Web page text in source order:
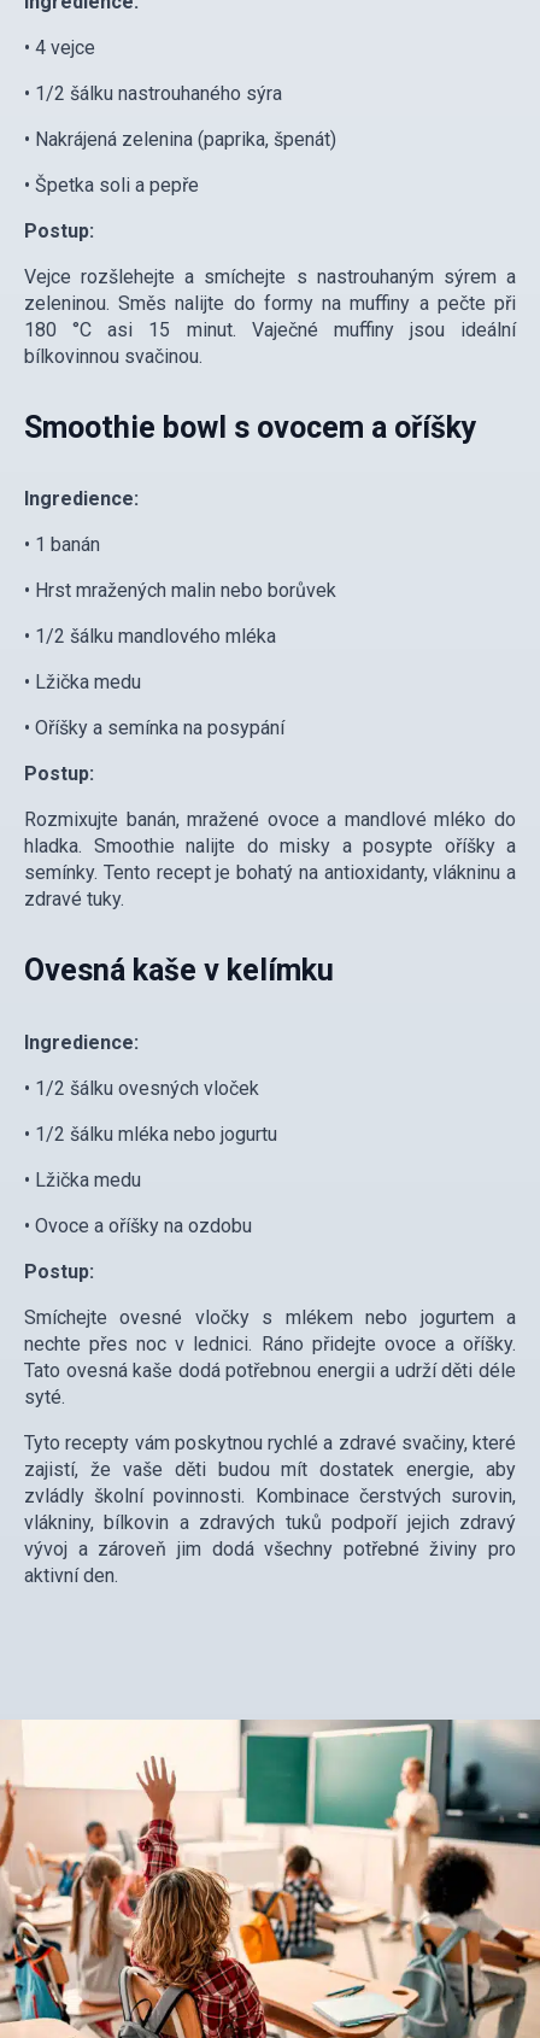
• 4 vejce
• 1/2 šálku nastrouhaného sýra
• Nakrájená zelenina (paprika, špenát)
• Špetka soli a pepře
Postup:
Vejce rozšlehejte a smíchejte s nastrouhaným sýrem a
zeleninou. Směs nalijte do formy na muffiny a pečte při
180 °C asi 15 minut. Vaječné muffiny jsou ideální
bílkovinnou svačinou.
Smoothie bowl s ovocem a oříšky
Ingredience:
• 1 banán
• Hrst mražených malin nebo borůvek
• 1/2 šálku mandlového mléka
• Lžička medu
• Oříšky a semínka na posypání
Postup:
Rozmixujte banán, mražené ovoce a mandlové mléko do
hladka. Smoothie nalijte do misky a posypte oříšky a
semínky. Tento recept je bohatý na antioxidanty, vlákninu a
zdravé tuky.
Ovesná kaše v kelímku
Ingredience:
• 1/2 šálku ovesných vloček
• 1/2 šálku mléka nebo jogurtu
• Lžička medu
• Ovoce a oříšky na ozdobu
Postup:
Smíchejte ovesné vločky s mlékem nebo jogurtem a
nechte přes noc v lednici. Ráno přidejte ovoce a oříšky.
Tato ovesná kaše dodá potřebnou energii a udrží děti déle
syté.
Tyto recepty vám poskytnou rychlé a zdravé svačiny, které
zajistí, že vaše děti budou mít dostatek energie, aby
zvládly školní povinnosti. Kombinace čerstvých surovin,
vlákniny, bílkovin a zdravých tuků podpoří jejich zdravý
vývoj a zároveň jim dodá všechny potřebné živiny pro
aktivní den.